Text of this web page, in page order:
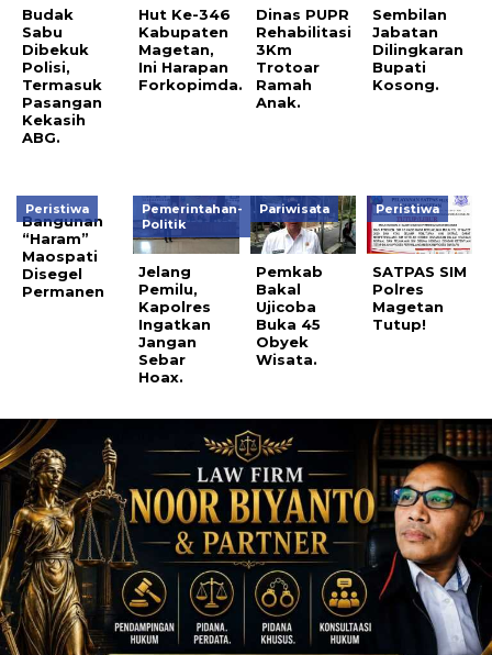
Budak
Sabu
Dibekuk
Polisi,
Termasuk
Pasangan
Kekasih
ABG.
Hut Ke-346
Kabupaten
Magetan,
Ini Harapan
Forkopimda.
Dinas PUPR
Rehabilitasi
3Km
Trotoar
Ramah
Anak.
Sembilan
Jabatan
Dilingkaran
Bupati
Kosong.
Peristiwa
Bangunan
“Haram”
Maospati
Disegel
Permanen
Pemerintahan-
Politik
Jelang
Pemilu,
Kapolres
Ingatkan
Jangan
Sebar
Hoax.
Pariwisata
Pemkab
Bakal
Ujicoba
Buka 45
Obyek
Wisata.
Peristiwa
SATPAS SIM
Polres
Magetan
Tutup!